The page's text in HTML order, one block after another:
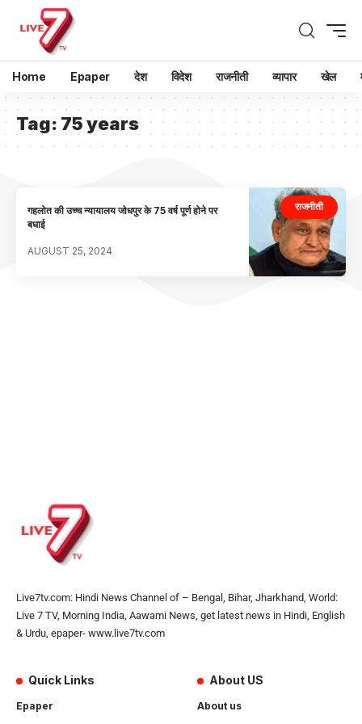
Home Epaper देश विदेश राजनीती व्यापार खेल
Tag: 75 years
राजनीती
गहलोत की उच्च न्यायालय जोधपुर के 75 वर्ष पूर्ण होने पर
बधाई
AUGUST 25, 2024
Live7tv.com: Hindi News Channel of – Bengal, Bihar, Jharkhand, World:
Live 7 TV, Morning India, Aawami News, get latest news in Hindi, English
& Urdu, epaper- www.live7tv.com
Quick Links
Epaper
About US
About us